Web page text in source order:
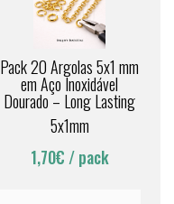
Pack 20 Argolas 5x1 mm
em Aço Inoxidável
Dourado – Long Lasting
5x1mm
1,70€ / pack